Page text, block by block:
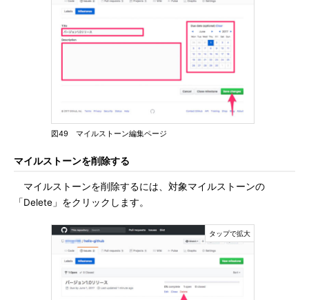
図49 マイルストーン編集ページ
マイルストーンを削除する
マイルストーンを削除するには、対象マイルストーンの
「Delete」をクリックします。